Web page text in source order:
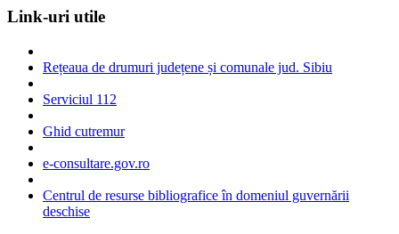
Link-uri utile
Rețeaua de drumuri județene și comunale jud. Sibiu
Serviciul 112
Ghid cutremur
e-consultare.gov.ro
Centrul de resurse bibliografice în domeniul guvernării
deschise